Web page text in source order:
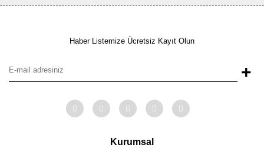
Haber Listemize Ücretsiz Kayıt Olun
+
Kurumsal